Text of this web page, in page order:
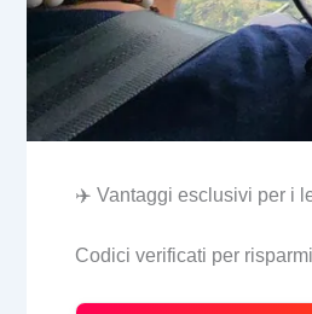
✈️ Vantaggi esclusivi per i
Codici verificati per